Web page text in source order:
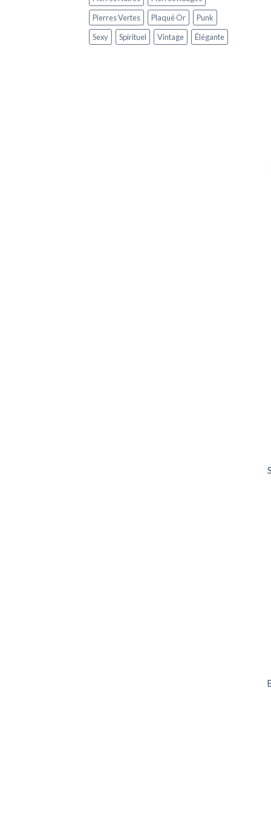
Pierres Vertes
Plaqué Or
Punk
Sexy
Spirituel Vintage Élégante